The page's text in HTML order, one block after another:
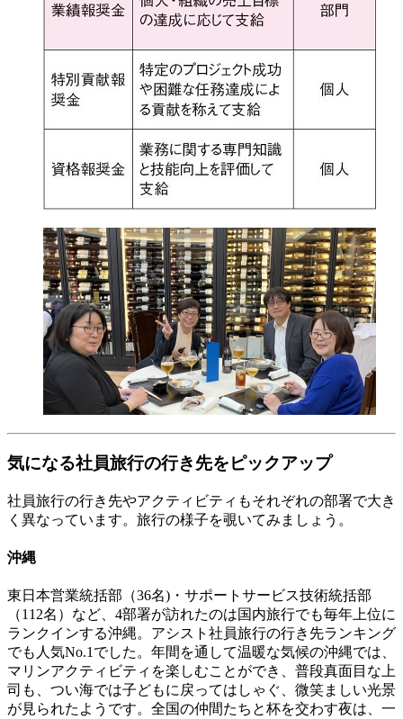
気になる社員旅行の行き先をピックアップ
社員旅行の行き先やアクティビティもそれぞれの部署で大き
く異なっています。旅行の様子を覗いてみましょう。
沖縄
東日本営業統括部（36名)・サポートサービス技術統括部
（112名）など、4部署が訪れたのは国内旅行でも毎年上位に
ランクインする沖縄。アシスト社員旅行の行き先ランキング
でも人気No.1でした。年間を通して温暖な気候の沖縄では、
マリンアクティビティを楽しむことができ、普段真面目な上
司も、つい海では子どもに戻ってはしゃぐ、微笑ましい光景
が見られたようです。全国の仲間たちと杯を交わす夜は、一